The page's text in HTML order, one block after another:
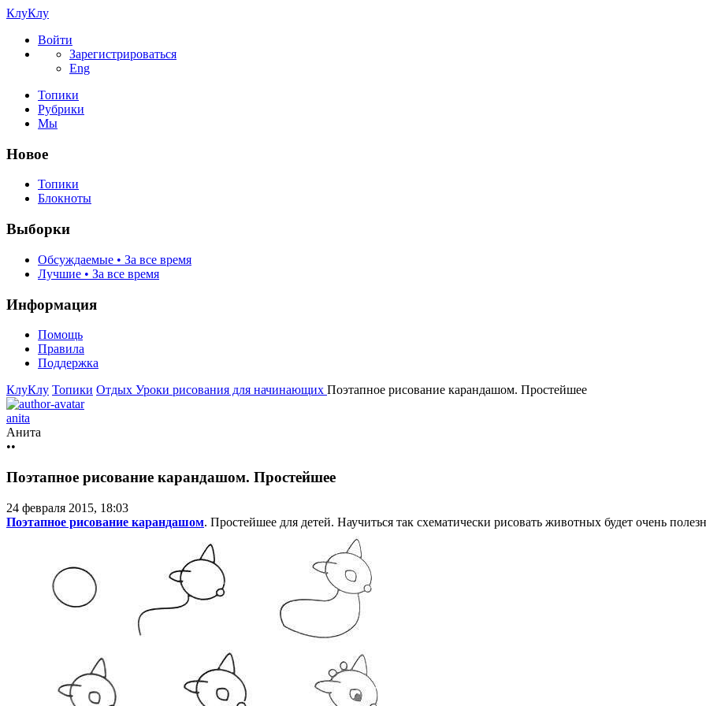
КлуКлу
Войти
Зарегистрироваться
Eng
Топики
Рубрики
Мы
Новое
Топики
Блокноты
Выборки
Обсуждаемые • За все время
Лучшие • За все время
Информация
Помощь
Правила
Поддержка
КлуКлу Топики Отдых Уроки рисования для начинающих Поэтапное рисование карандашом. Простейшее
anita
Анита
••
Поэтапное рисование карандашом. Простейшее
24 февраля 2015, 18:03
Поэтапное рисование карандашом. Простейшее для детей. Научиться так схематически рисовать животных будет очень